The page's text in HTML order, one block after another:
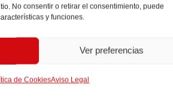
No consentir o retirar el consentimiento, puede
y funciones.
Ver preferencias
de CookiesAviso Legal